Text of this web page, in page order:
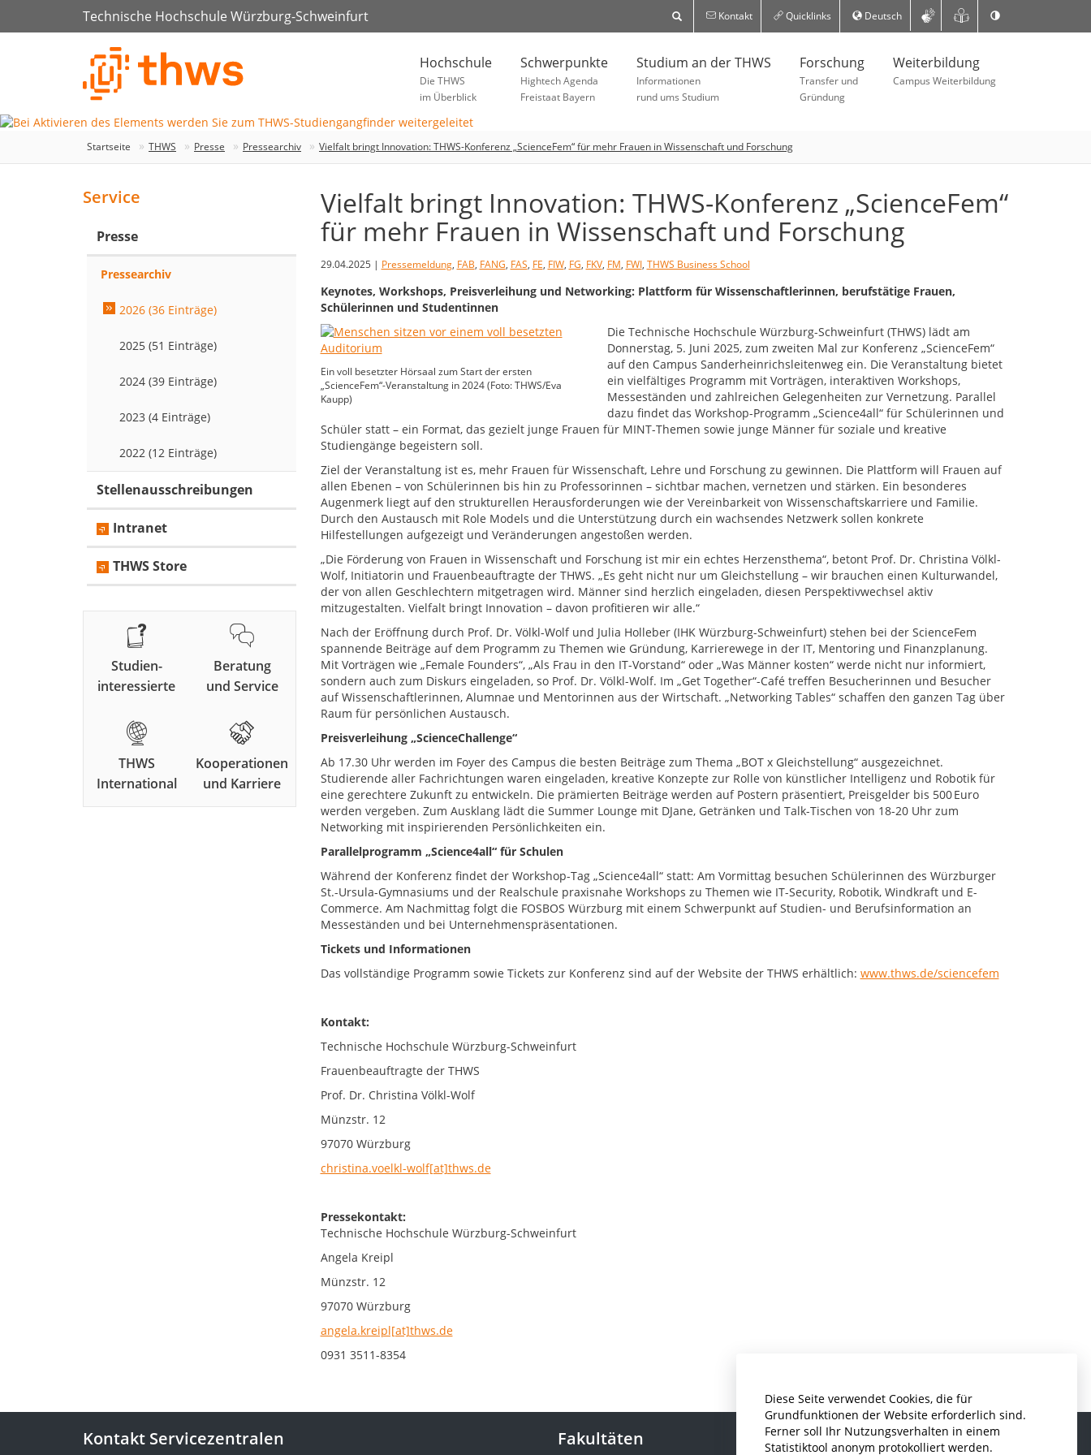
Diese Seite verwendet Cookies, die für
Grundfunktionen der Website erforderlich sind.
Ferner soll Ihr Nutzungsverhalten in einem
Statistiktool anonym protokolliert werden.
Technische Hochschule Würzburg-Schweinfurt Kontakt Quicklinks Deutsch
Hochschule
Die THWS
im Überblick
Schwerpunkte
Hightech Agenda
Freistaat Bayern
Studium an der THWS
Informationen
rund ums Studium
Forschung
Transfer und
Gründung
Weiterbildung
Campus Weiterbildung
Startseite THWS Presse Pressearchiv Vielfalt bringt Innovation: THWS-Konferenz „ScienceFem“ für mehr Frauen in Wissenschaft und Forschung
Vielfalt bringt Innovation: THWS-Konferenz „ScienceFem“
für mehr Frauen in Wissenschaft und Forschung
29.04.2025 | Pressemeldung, FAB, FANG, FAS, FE, FIW, FG, FKV, FM, FWI, THWS Business School
Keynotes, Workshops, Preisverleihung und Networking: Plattform für Wissenschaftlerinnen, berufstätige Frauen,
Schülerinnen und Studentinnen
Ein voll besetzter Hörsaal zum Start der ersten
„ScienceFem“-Veranstaltung in 2024 (Foto: THWS/Eva
Kaupp)
Die Technische Hochschule Würzburg-Schweinfurt (THWS) lädt am
Donnerstag, 5. Juni 2025, zum zweiten Mal zur Konferenz „ScienceFem“
auf den Campus Sanderheinrichsleitenweg ein. Die Veranstaltung bietet
ein vielfältiges Programm mit Vorträgen, interaktiven Workshops,
Messeständen und zahlreichen Gelegenheiten zur Vernetzung. Parallel
dazu findet das Workshop-Programm „Science4all“ für Schülerinnen und
Schüler statt – ein Format, das gezielt junge Frauen für MINT-Themen sowie junge Männer für soziale und kreative
Studiengänge begeistern soll.
Ziel der Veranstaltung ist es, mehr Frauen für Wissenschaft, Lehre und Forschung zu gewinnen. Die Plattform will Frauen auf
allen Ebenen – von Schülerinnen bis hin zu Professorinnen – sichtbar machen, vernetzen und stärken. Ein besonderes
Augenmerk liegt auf den strukturellen Herausforderungen wie der Vereinbarkeit von Wissenschaftskarriere und Familie.
Durch den Austausch mit Role Models und die Unterstützung durch ein wachsendes Netzwerk sollen konkrete
Hilfestellungen aufgezeigt und Veränderungen angestoßen werden.
„Die Förderung von Frauen in Wissenschaft und Forschung ist mir ein echtes Herzensthema“, betont Prof. Dr. Christina Völkl-
Wolf, Initiatorin und Frauenbeauftragte der THWS. „Es geht nicht nur um Gleichstellung – wir brauchen einen Kulturwandel,
der von allen Geschlechtern mitgetragen wird. Männer sind herzlich eingeladen, diesen Perspektivwechsel aktiv
mitzugestalten. Vielfalt bringt Innovation – davon profitieren wir alle.“
Nach der Eröffnung durch Prof. Dr. Völkl-Wolf und Julia Holleber (IHK Würzburg-Schweinfurt) stehen bei der ScienceFem
spannende Beiträge auf dem Programm zu Themen wie Gründung, Karrierewege in der IT, Mentoring und Finanzplanung.
Mit Vorträgen wie „Female Founders“, „Als Frau in den IT-Vorstand“ oder „Was Männer kosten“ werde nicht nur informiert,
sondern auch zum Diskurs eingeladen, so Prof. Dr. Völkl-Wolf. Im „Get Together“-Café treffen Besucherinnen und Besucher
auf Wissenschaftlerinnen, Alumnae und Mentorinnen aus der Wirtschaft. „Networking Tables“ schaffen den ganzen Tag über
Raum für persönlichen Austausch.
Preisverleihung „ScienceChallenge“
Ab 17.30 Uhr werden im Foyer des Campus die besten Beiträge zum Thema „BOT x Gleichstellung“ ausgezeichnet.
Studierende aller Fachrichtungen waren eingeladen, kreative Konzepte zur Rolle von künstlicher Intelligenz und Robotik für
eine gerechtere Zukunft zu entwickeln. Die prämierten Beiträge werden auf Postern präsentiert, Preisgelder bis 500 Euro
werden vergeben. Zum Ausklang lädt die Summer Lounge mit DJane, Getränken und Talk-Tischen von 18-20 Uhr zum
Networking mit inspirierenden Persönlichkeiten ein.
Parallelprogramm „Science4all“ für Schulen
Während der Konferenz findet der Workshop-Tag „Science4all“ statt: Am Vormittag besuchen Schülerinnen des Würzburger
St.-Ursula-Gymnasiums und der Realschule praxisnahe Workshops zu Themen wie IT-Security, Robotik, Windkraft und E-
Commerce. Am Nachmittag folgt die FOSBOS Würzburg mit einem Schwerpunkt auf Studien- und Berufsinformation an
Messeständen und bei Unternehmenspräsentationen.
Tickets und Informationen
Das vollständige Programm sowie Tickets zur Konferenz sind auf der Website der THWS erhältlich: www.thws.de/sciencefem
Kontakt:
Technische Hochschule Würzburg-Schweinfurt
Frauenbeauftragte der THWS
Prof. Dr. Christina Völkl-Wolf
Münzstr. 12
97070 Würzburg
christina.voelkl-wolf[at]thws.de
Pressekontakt:
Technische Hochschule Würzburg-Schweinfurt
Angela Kreipl
Münzstr. 12
97070 Würzburg
angela.kreipl[at]thws.de
0931 3511-8354
Service
Presse
Pressearchiv
2026 (36 Einträge)
2025 (51 Einträge)
2024 (39 Einträge)
2023 (4 Einträge)
2022 (12 Einträge)
Stellenausschreibungen
Intranet
THWS Store
Studien-
interessierte
Beratung
und Service
THWS
International
Kooperationen
und Karriere
Kontakt Servicezentralen Fakultäten